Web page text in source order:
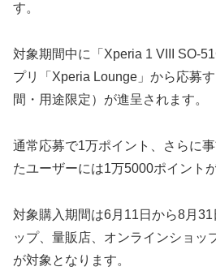
す。
対象期間中に「Xperia 1 VIII SO-
プリ「Xperia Lounge」から応募
間・用途限定）が進呈されます。
通常応募で1万ポイント、さらに
たユーザーには1万5000ポイント
対象購入期間は6月11日から8月
ップ、量販店、オンラインショッ
が対象となります。